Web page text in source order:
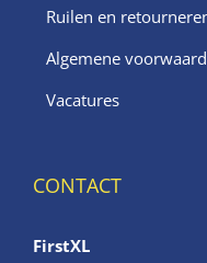
Ruilen en
Algemene
Vacatures
CONTACT
FirstXL